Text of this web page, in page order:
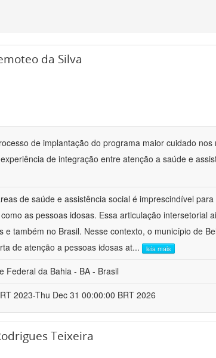
da Silva
de implantação do programa maior cuidado nos
de integração entre atenção a saúde e
de saúde e assistência social é imprescindível
as pessoas idosas. Essa articulação intersetorial
e também no Brasil. Nesse contexto, o município de
de atenção a pessoas idosas at... leia mais
Federal da Bahia - BA - Brasil
2023-Thu Dec 31 00:00:00 BRT 2026
Teixeira